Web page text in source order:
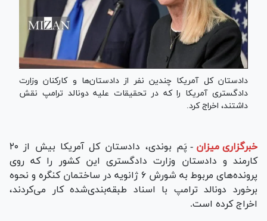
دادستان کل آمریکا چندین نفر از دادستان‌ها و کارکنان وزارت
دادگستری آمریکا را که در تحقیقات علیه دونالد ترامپ نقش
داشتند، اخراج کرد.
خبرگزاری میزان -
پَم بوندی، دادستان کل آمریکا بیش از ۲۰
کارمند و دادستان وزارت دادگستری این کشور را که روی
پرونده‌های مربوط به شورش ۶ ژانویه در ساختمان کنگره و نحوه
برخورد دونالد ترامپ با اسناد طبقه‌بندی‌شده کار می‌کردند،
اخراج کرده است.